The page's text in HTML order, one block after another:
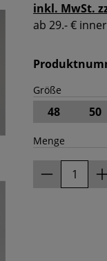
inkl. MwSt.
ab 29.- €
Größe
48 50
Menge